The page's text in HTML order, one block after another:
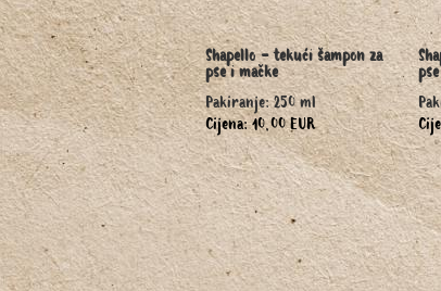
Shapello - tekući šampon za
pse i mačke
Pakiranje: 250 ml
Cijena: 10,00 EUR